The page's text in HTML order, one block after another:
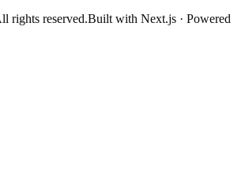
rights reserved.Built with Next.js · Powered